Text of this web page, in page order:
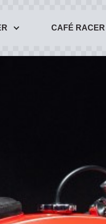
CAFÉ RACER